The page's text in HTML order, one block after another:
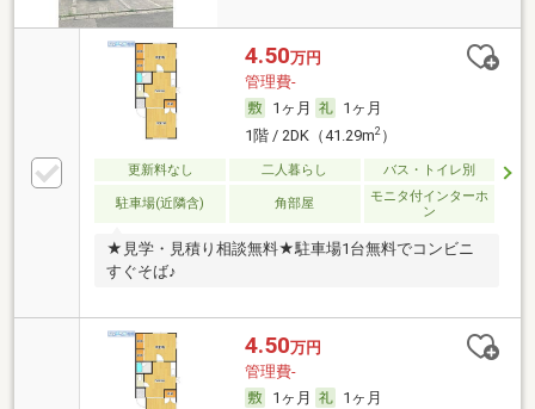
4.50万円
管理費-
1ヶ月
1ヶ月
1階 / 2DK（41.29m2）
更新料なし 二人暮らし バス・トイレ別
駐車場(近隣含) 角部屋
モニタ付インターホ
ン
★見学・見積り相談無料★駐車場1台無料でコンビニ
すぐそば♪
4.50万円
管理費-
1ヶ月
1ヶ月